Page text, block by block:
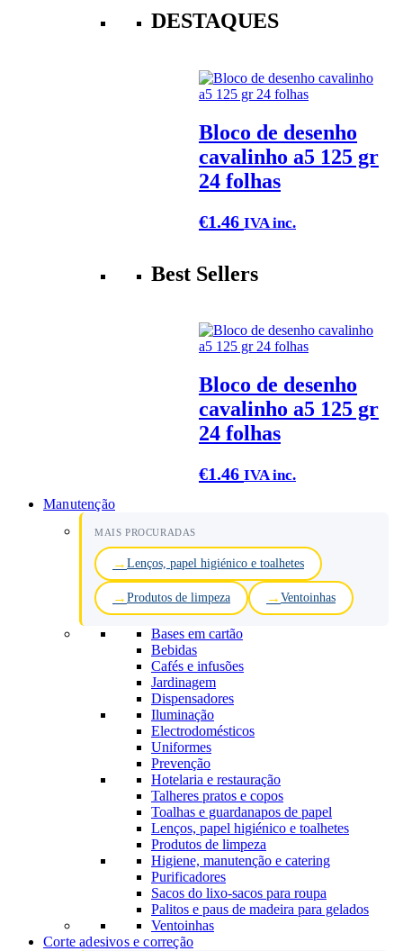
DESTAQUES
Bloco de desenho
cavalinho a5 125 gr
24 folhas
€1.46 IVA inc.
Best Sellers
Bloco de desenho
cavalinho a5 125 gr
24 folhas
€1.46 IVA inc.
Manutenção
MAIS PROCURADAS
Lenços, papel higiénico e toalhetes
Produtos de limpeza Ventoinhas
Bases em cartão
Bebidas
Cafés e infusões
Jardinagem
Dispensadores
Iluminação
Electrodomésticos
Uniformes
Prevenção
Hotelaria e restauração
Talheres pratos e copos
Toalhas e guardanapos de papel
Lenços, papel higiénico e toalhetes
Produtos de limpeza
Higiene, manutenção e catering
Purificadores
Sacos do lixo-sacos para roupa
Palitos e paus de madeira para gelados
Ventoinhas
Corte adesivos e correção